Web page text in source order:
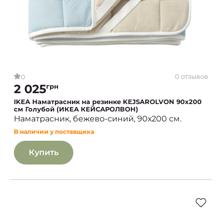
0 0 отзывов
2 025грн
IKEA Наматрасник на резинке KEJSAROLVON 90х200
см Голубой (ИКЕА КЕЙСАРОЛВОН)
Наматрасник, бежево-синий, 90х200 см.
В наличии у поставщика
Купить